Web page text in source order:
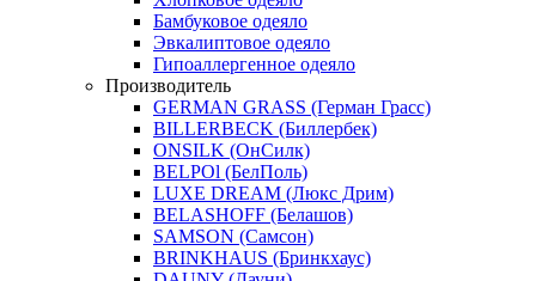
Бамбуковое одеяло
Эвкалиптовое одеяло
Гипоаллергенное одеяло
Производитель
GERMAN GRASS (Герман Грасс)
BILLERBECK (Биллербек)
ONSILK (ОнСилк)
BELPOl (БелПоль)
LUXE DREAM (Люкс Дрим)
BELASHOFF (Белашов)
SAMSON (Самсон)
BRINKHAUS (Бринкхаус)